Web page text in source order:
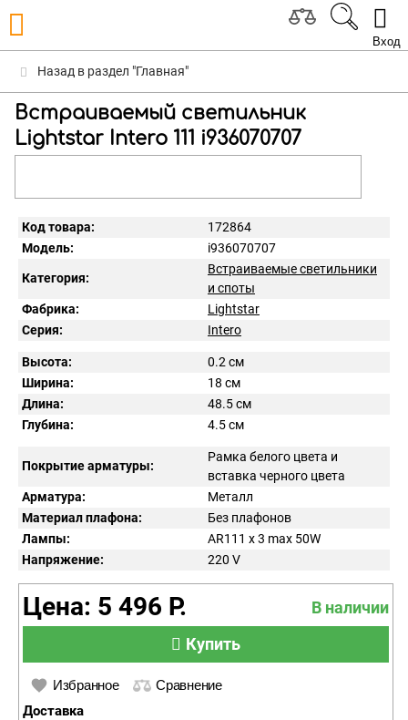
Вход
Назад в раздел "Главная"
Встраиваемый светильник
Lightstar Intero 111 i936070707
Код товара:
172864
Модель:
i936070707
Категория:
Встраиваемые светильники
и споты
Фабрика:
Lightstar
Серия:
Intero
Высота:
0.2 см
Ширина:
18 см
Длина:
48.5 см
Глубина:
4.5 см
Покрытие арматуры:
Рамка белого цвета и
вставка черного цвета
Арматура:
Металл
Материал плафона:
Без плафонов
Лампы:
AR111 x 3 max 50W
Напряжение:
220 V
Цена: 5 496 Р.
В наличии
Купить
Избранное Сравнение
Доставка